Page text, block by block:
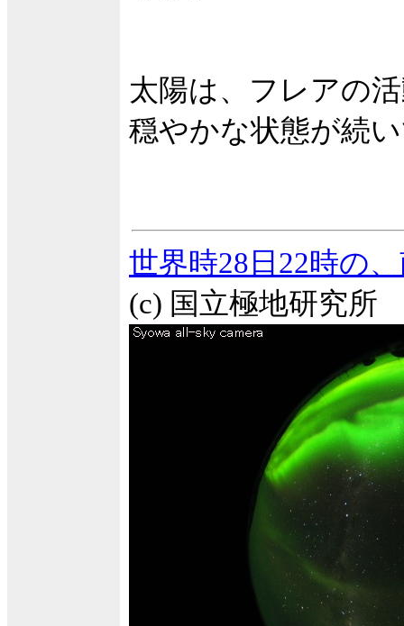
太陽は、フレアの
穏やかな状態が続
世界時28日22時の
(c) 国立極地研究所